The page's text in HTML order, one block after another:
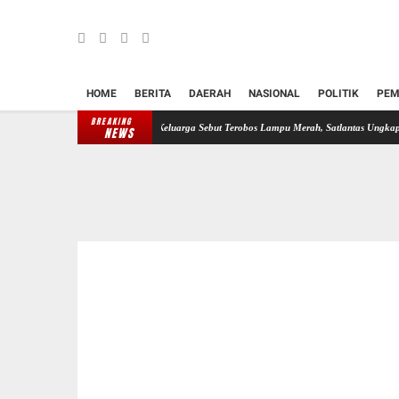
HOME BERITA DAERAH NASIONAL POLITIK
BREAKING
NEWS
Perwira Polisi, Keluarga Sebut Terobos Lampu Merah, Satlantas Ungkap Dugaan